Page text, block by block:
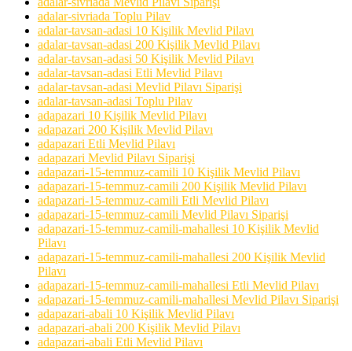
adalar-sivriada Toplu Pilav
adalar-tavsan-adasi 10 Kişilik Mevlid Pilavı
adalar-tavsan-adasi 200 Kişilik Mevlid Pilavı
adalar-tavsan-adasi 50 Kişilik Mevlid Pilavı
adalar-tavsan-adasi Etli Mevlid Pilavı
adalar-tavsan-adasi Mevlid Pilavı Siparişi
adalar-tavsan-adasi Toplu Pilav
adapazari 10 Kişilik Mevlid Pilavı
adapazari 200 Kişilik Mevlid Pilavı
adapazari Etli Mevlid Pilavı
adapazari Mevlid Pilavı Siparişi
adapazari-15-temmuz-camili 10 Kişilik Mevlid Pilavı
adapazari-15-temmuz-camili 200 Kişilik Mevlid Pilavı
adapazari-15-temmuz-camili Etli Mevlid Pilavı
adapazari-15-temmuz-camili Mevlid Pilavı Siparişi
adapazari-15-temmuz-camili-mahallesi 10 Kişilik Mevlid
Pilavı
adapazari-15-temmuz-camili-mahallesi 200 Kişilik Mevlid
Pilavı
adapazari-15-temmuz-camili-mahallesi Etli Mevlid Pilavı
adapazari-15-temmuz-camili-mahallesi Mevlid Pilavı Siparişi
adapazari-abali 10 Kişilik Mevlid Pilavı
adapazari-abali 200 Kişilik Mevlid Pilavı
adapazari-abali Etli Mevlid Pilavı